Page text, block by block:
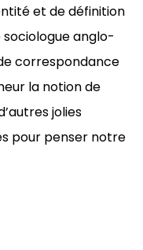
et de définition
sociologue anglo-
correspondance
la notion de
jolies
pour penser notre